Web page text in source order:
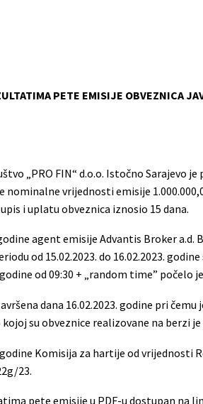
PETE EMISIJE OBVEZNICA
„PRO FIN“ d.o.o. Istočno Sarajevo
nominalne vrijednosti emisije
i uplatu obveznica iznosio 15 dana.
agent emisije Advantis Broker
od 15.02.2023. do 16.02.2023.
godine od 09:30 + „random time” počelo
dana 16.02.2023. godine pri
kojoj su obveznice realizovane na berzi
godine Komisija za hartije od
23.
pete emisije u PDF-u dostupan na